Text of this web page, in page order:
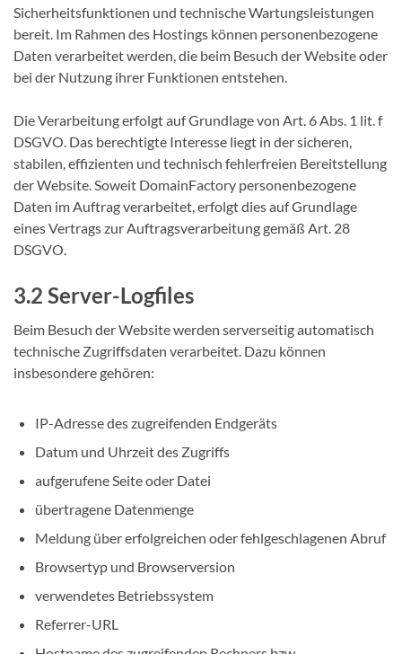
Sicherheitsfunktionen und technische Wartungsleistungen
bereit. Im Rahmen des Hostings können personenbezogene
Daten verarbeitet werden, die beim Besuch der Website oder
bei der Nutzung ihrer Funktionen entstehen.
Die Verarbeitung erfolgt auf Grundlage von Art. 6 Abs. 1 lit. f
DSGVO. Das berechtigte Interesse liegt in der sicheren,
stabilen, effizienten und technisch fehlerfreien Bereitstellung
der Website. Soweit DomainFactory personenbezogene
Daten im Auftrag verarbeitet, erfolgt dies auf Grundlage
eines Vertrags zur Auftragsverarbeitung gemäß Art. 28
DSGVO.
3.2 Server-Logfiles
Beim Besuch der Website werden serverseitig automatisch
technische Zugriffsdaten verarbeitet. Dazu können
insbesondere gehören:
IP-Adresse des zugreifenden Endgeräts
Datum und Uhrzeit des Zugriffs
aufgerufene Seite oder Datei
übertragene Datenmenge
Meldung über erfolgreichen oder fehlgeschlagenen Abruf
Browsertyp und Browserversion
verwendetes Betriebssystem
Referrer-URL